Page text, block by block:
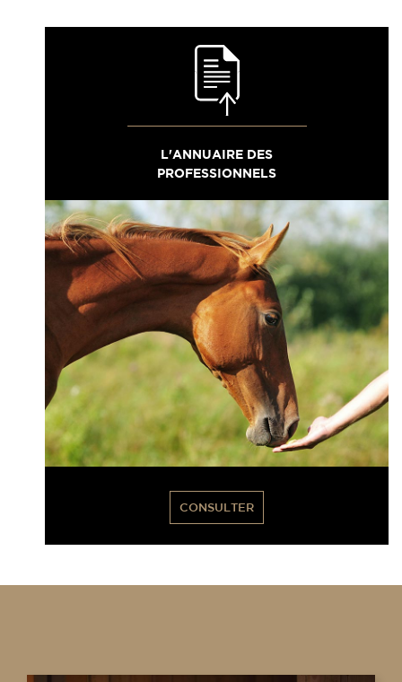
L'ANNUAIRE DES
PROFESSIONNELS
CONSULTER